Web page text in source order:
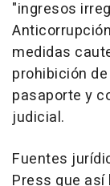
"ingresos
medidas
prohibición
pasaporte y
judicial.
Fuentes
Press que